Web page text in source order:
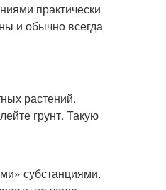
практически
и обычно всегда
растений.
грунт. Такую
субстанциями.